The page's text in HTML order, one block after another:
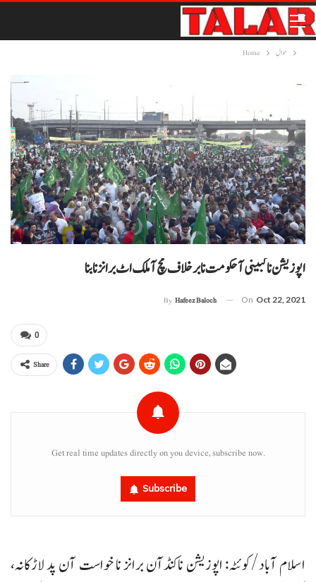
Home حوال
اپوزیشن نا کبینی آ حکومت نا برخلاف مچ آ ملک اٹ برانز نا بنا
By Hafeez Baloch On Oct 22, 2021
0
Share
Get real time updates directly on you device, subscribe now.
Subscribe
اسلام آباد/کوئٹہ: اپوزیشن ناکنڈآن برانز نا خواست آن پد لاڑکانہ،